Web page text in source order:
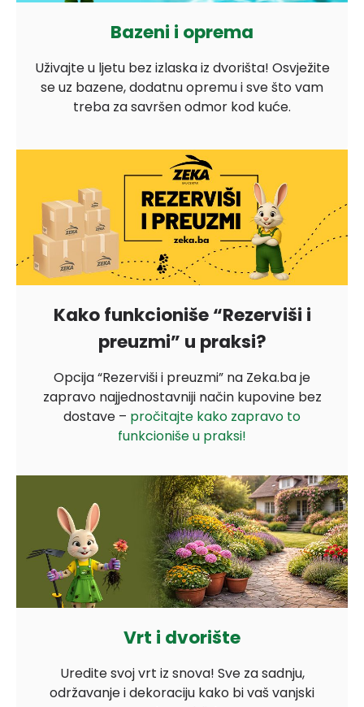
Bazeni i oprema
Uživajte u ljetu bez izlaska iz dvorišta! Osvježite
se uz bazene, dodatnu opremu i sve što vam
treba za savršen odmor kod kuće.
Kako funkcioniše “Rezerviši i
preuzmi” u praksi?
Opcija “Rezerviši i preuzmi” na Zeka.ba je
zapravo najjednostavniji način kupovine bez
dostave – pročitajte kako zapravo to
funkcioniše u praksi!
Vrt i dvorište
Uredite svoj vrt iz snova! Sve za sadnju,
održavanje i dekoraciju kako bi vaš vanjski